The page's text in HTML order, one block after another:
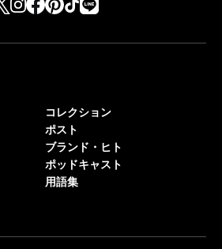
コレクション
ポスト
ブランド・ヒト
ポッドキャスト
用語集